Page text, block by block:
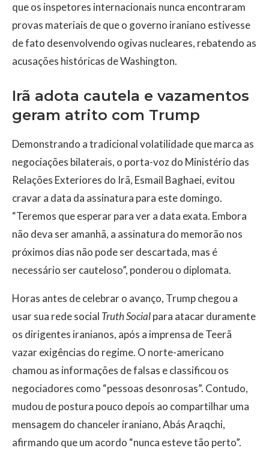
que os inspetores internacionais nunca encontraram
provas materiais de que o governo iraniano estivesse
de fato desenvolvendo ogivas nucleares, rebatendo as
acusações históricas de Washington.
Irã adota cautela e vazamentos
geram atrito com Trump
Demonstrando a tradicional volatilidade que marca as
negociações bilaterais, o porta-voz do Ministério das
Relações Exteriores do Irã, Esmail Baghaei, evitou
cravar a data da assinatura para este domingo.
“Teremos que esperar para ver a data exata. Embora
não deva ser amanhã, a assinatura do memorão nos
próximos dias não pode ser descartada, mas é
necessário ser cauteloso”, ponderou o diplomata.
Horas antes de celebrar o avanço, Trump chegou a
usar sua rede social Truth Socialpara atacar duramente
os dirigentes iranianos, após a imprensa de Teerã
vazar exigências do regime. O norte-americano
chamou as informações de falsas e classificou os
negociadores como “pessoas desonrosas”. Contudo,
mudou de postura pouco depois ao compartilhar uma
mensagem do chanceler iraniano, Abás Araqchi,
afirmando que um acordo “nunca esteve tão perto”.